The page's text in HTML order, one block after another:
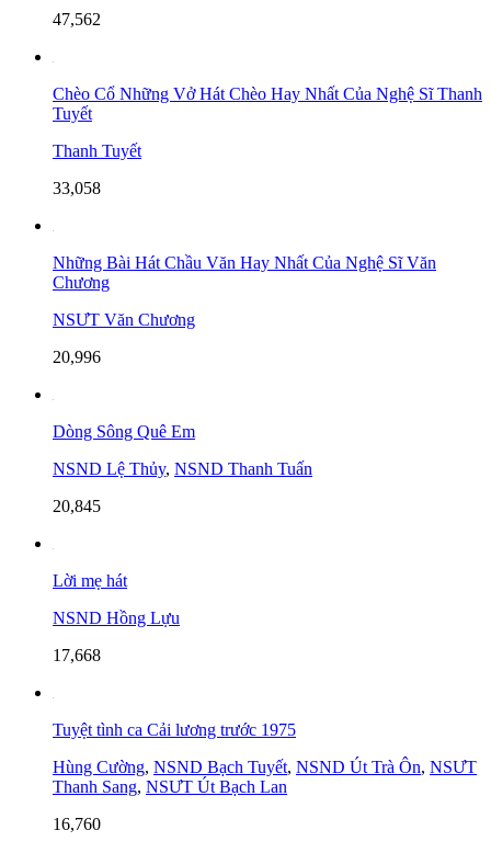
47,562
Chèo Cổ Những Vở Hát Chèo Hay Nhất Của Nghệ Sĩ Thanh
Tuyết
Thanh Tuyết
33,058
Những Bài Hát Chầu Văn Hay Nhất Của Nghệ Sĩ Văn
Chương
NSƯT Văn Chương
20,996
Dòng Sông Quê Em
NSND Lệ Thủy, NSND Thanh Tuấn
20,845
Lời mẹ hát
NSND Hồng Lựu
17,668
Tuyệt tình ca Cải lương trước 1975
Hùng Cường, NSND Bạch Tuyết, NSND Út Trà Ôn, NSƯT
Thanh Sang, NSƯT Út Bạch Lan
16,760